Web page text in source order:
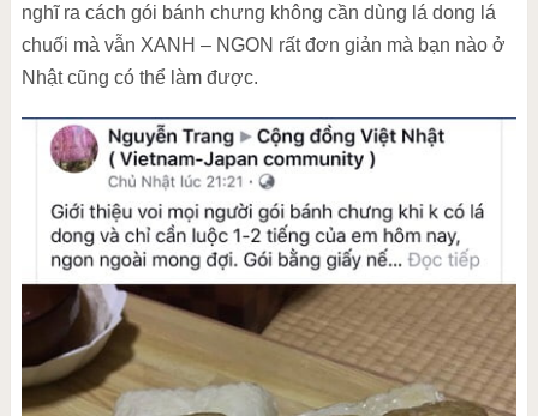
nghĩ ra cách gói bánh chưng không cần dùng lá dong lá
chuối mà vẫn XANH – NGON rất đơn giản mà bạn nào ở
Nhật cũng có thể làm được.